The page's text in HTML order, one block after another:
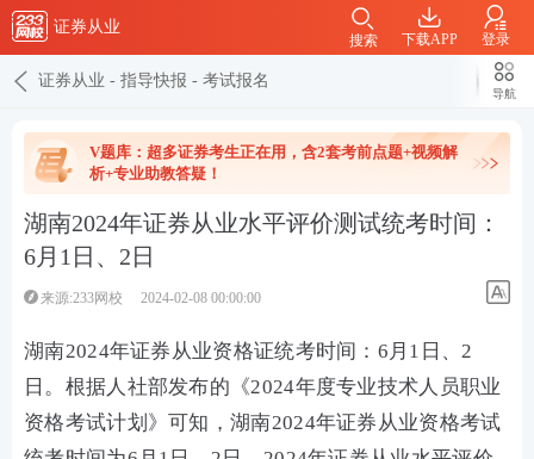
证券从业
下载APP 登录
搜索
证券从业 - 指导快报 - 考试报名
导航
V题库：超多证券考生正在用，含2套考前点题+视频解
析+专业助教答疑！
湖南2024年证券从业水平评价测试统考时间：
6月1日、2日
来源:233网校 2024-02-08 00:00:00
湖南2024年证券从业资格证统考时间：6月1日、2
日。根据人社部发布的《2024年度专业技术人员职业
资格考试计划 》可知，湖南2024年证券从业资格考试